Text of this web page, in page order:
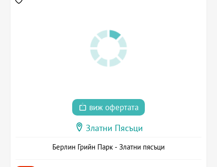
виж офертата
Златни Пясъци
Берлин Грийн Парк - Златни пясъци